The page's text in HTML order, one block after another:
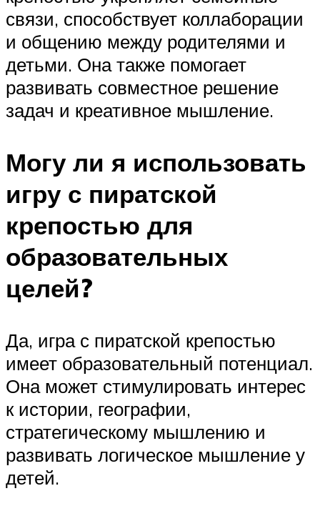
связи, способствует коллаборации
и общению между родителями и
детьми. Она также помогает
развивать совместное решение
задач и креативное мышление.
Могу ли я использовать
игру с пиратской
крепостью для
образовательных
целей?
Да, игра с пиратской крепостью
имеет образовательный потенциал.
Она может стимулировать интерес
к истории, географии,
стратегическому мышлению и
развивать логическое мышление у
детей.